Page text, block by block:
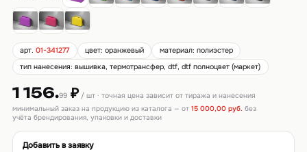
арт.01-341277 цвет: оранжевый
материал: полиэстер
тип нанесения: вышивка, термотрансфер, dtf, dtf полноцвет (маркет)
1 156.99₽/ шт · точная цена зависит от тиража и нанесения
минимальный заказ на продукцию из каталога — от 15 000,00 руб. без
учёта брендирования, упаковки и доставки
Добавить в заявку